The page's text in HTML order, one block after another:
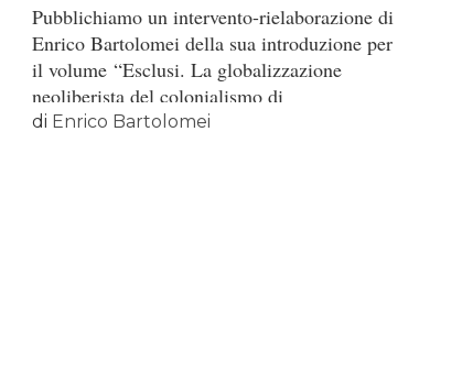
Pubblichiamo un intervento-rielaborazione di
Enrico Bartolomei della sua introduzione per
il volume “Esclusi. La globalizzazione
neoliberista del colonialismo di
insediamento” (Derive Approdi, 2017).
di Enrico Bartolomei